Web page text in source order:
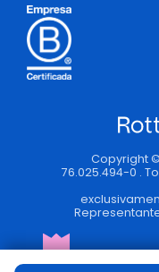
Copyright ©
76.025.494-0 .